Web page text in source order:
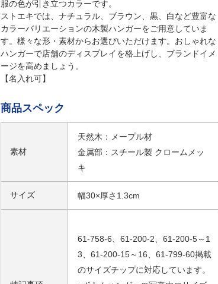
【50個】サイズ
￥792
61-200-7 61-200-8 61-200-9
服の色が引き立つカラーです。
ストエキでは、ナチュラル、ブラウン、黒、白など豊富な
カラーバリエーションの木製ハンガーをご用意していま
す。様々な形・素材からお選びいただけます。おしゃれな
ハンガーで店舗のディスプレイを格上げし、ブランドイメ
ージを高めましょう。
【名入れ可】
商品スペック
素材
天然木：メープル材
金属部：スチール製 クロームメッ
キ
サイズ 幅30×厚さ1.3cm
61-758-6、61-200-2、61-200-5～1
3、61-200-15～16、61-799-60掲載
のサイズチップに対応しています。